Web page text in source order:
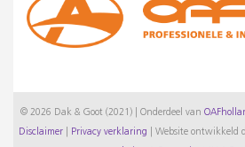
© 2026 Dak & Goot (2021) | Onderdeel van
Disclaimer Privacy verklaring Website ontwikkeld